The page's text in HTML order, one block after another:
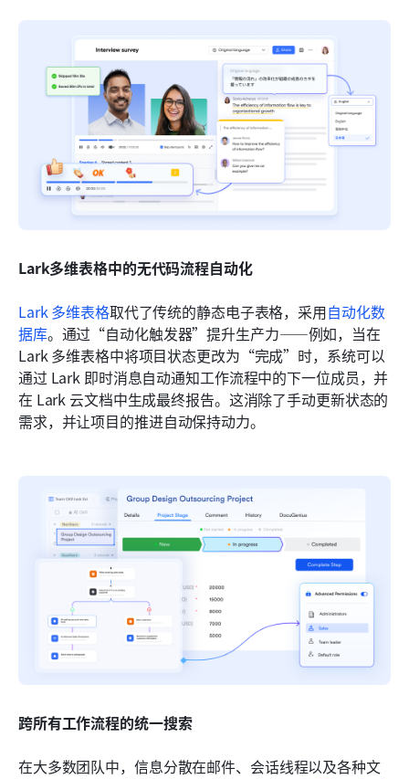
Lark多维表格中的无代码流程自动化
Lark 多维表格取代了传统的静态电子表格，采用自动化数
据库。通过“自动化触发器”提升生产力——例如，当在
Lark 多维表格中将项目状态更改为“完成”时，系统可以
通过 Lark 即时消息自动通知工作流程中的下一位成员，并
在 Lark 云文档中生成最终报告。这消除了手动更新状态的
需求，并让项目的推进自动保持动力。
跨所有工作流程的统一搜索
在大多数团队中，信息分散在邮件、会话线程以及各种文